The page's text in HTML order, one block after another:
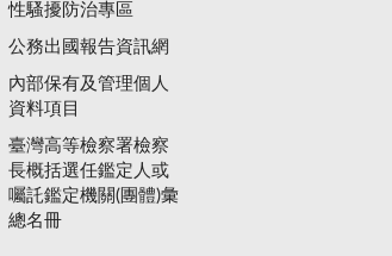
性騷擾防治專區
公務出國報告資訊網
內部保有及管理個人
資料項目
臺灣高等檢察署檢察
長概括選任鑑定人或
囑託鑑定機關(團體)彙
總名冊